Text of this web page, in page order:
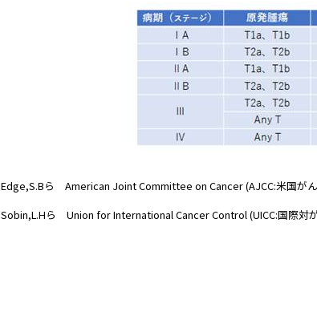
Edge,S.Bら American Joint Committee on Cancer (AJCC:米国が
Sobin,L.Hら Union for International Cancer Control (UICC:国際対が